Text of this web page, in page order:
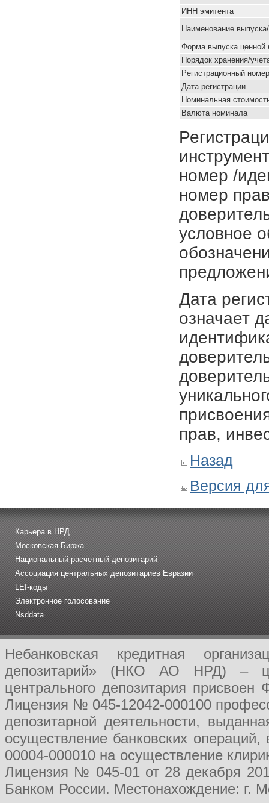
ИНН эмитента
Наименование
Форма выпуска ценной
Порядок хранения/
Pегистрационный номер
Дата регистрации
Номинальная
Валюта номинала
номер /
номер
условное
Дата
означает
прав,
Назад
Версия
Карьера в НРД
Московская Биржа
Национальный расчетный депозитарий
Ассоциация центральных депозитариев Евразии
LEI-коды
Электронное голосование
Nsddata
Небанковская кредитная
депозитарий» (НКО АО НРД) –
центрального депозитария
Лицензия № 045-12042-000100
депозитарной деятельности,
осуществление банковских
00004-000010 на осуществление
Лицензия № 045-01 от 28 декабря
Банком России. Местонахождение: г.